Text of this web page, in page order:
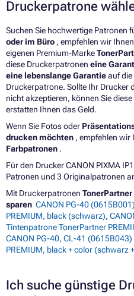
Druckerpatrone
Suchen Sie hochwertige Patronen
oder im Büro , empfehlen wir
eigenen Premium-Marke
diese Druckerpatronen eine
eine lebenslange Garantieauf die
Druckerpatrone. Sollte Ihr Drucker
nicht akzeptieren, können Sie
erstatten Ihnen das Geld.
Wenn Sie Fotos oder
drucken möchten , empfehlen wir
Farbpatronen .
Für den Drucker CANON PIXMA
Patronen und 3 Originalpatronen
Mit Druckerpatronen TonerPartner
sparen CANON PG-40
PREMIUM, black (schwarz),
Tintenpatrone TonerPartner
CANON PG-40, CL-41
PREMIUM, black + color (schwarz
Ich suche günstige